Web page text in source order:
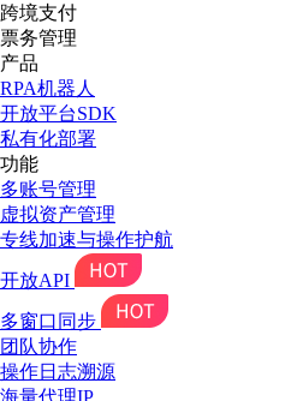
跨境支付
票务管理
产品
RPA机器人
开放平台SDK
私有化部署
功能
多账号管理
虚拟资产管理
专线加速与操作护航
开放API
多窗口同步
团队协作
操作日志溯源
海量代理IP